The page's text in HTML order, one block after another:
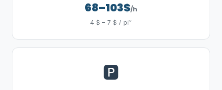
68–103$/h
4 $ – 7 $ / pi²
🅿️